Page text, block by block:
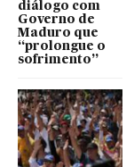
diálogo com
Governo de
Maduro que
“prolongue o
sofrimento”